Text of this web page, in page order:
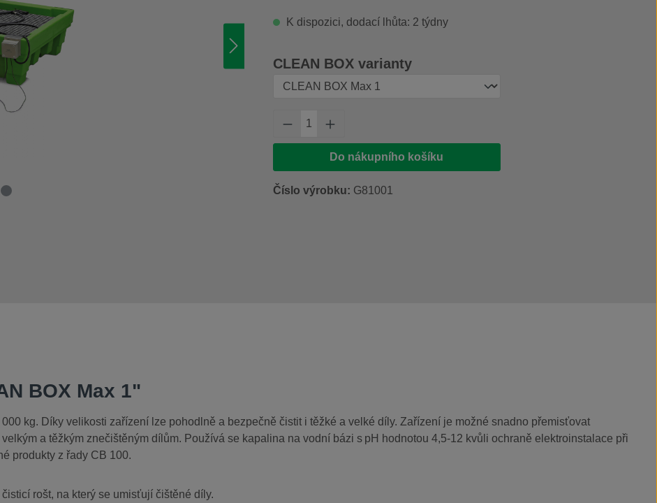
K dispozici, dodací lhůta: 2 týdny
Vyberte
CLEAN BOX varianty
Množství produktu: Zadejte požadované
Do nákupního košíku
Číslo výrobku: G81001
BOX Max 1"
kg. Díky velikosti zařízení lze pohodlně a bezpečně čistit i těžké a velké díly. Zařízení je možné snadno přemisťovat
a těžkým znečištěným dílům. Používá se kapalina na vodní bázi s pH hodnotou 4,5-12 kvůli ochraně elektroinstalace při
produkty z řady CB 100.
rošt, na který se umisťují čištěné díly.